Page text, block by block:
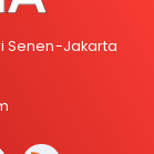
Senen-Jakarta